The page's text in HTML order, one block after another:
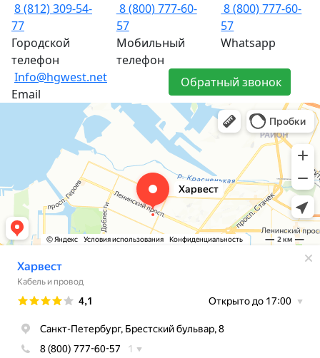
8 (812) 309-54-
77
Городской
телефон
8 (800) 777-60-
57
Мобильный
телефон
8 (800) 777-60-
57
Whatsapp
Info@hgwest.net
Email
Обратный звонок